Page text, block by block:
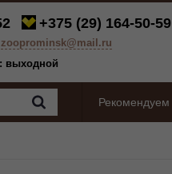
+375 (29) 164-50-59
zooprominsk@mail.ru
выходной
Рекомендуем